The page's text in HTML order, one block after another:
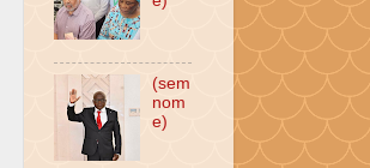
(sem
nom
e)